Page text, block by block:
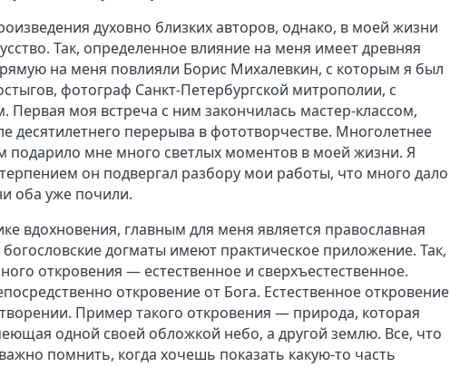
духовно близких авторов, однако, в моей жизни
Так, определенное влияние на меня имеет древняя
на меня повлияли Борис Михалевкин, с которым я был
фотограф Санкт-Петербургской митрополии, с
моя встреча с ним закончилась мастер-классом,
десятилетнего перерыва в фототворчестве. Многолетнее
подарило мне много светлых моментов в моей жизни. Я
он подвергал разбору мои работы, что много дало
оба уже почили.
вдохновения, главным для меня является православная
догматы имеют практическое приложение. Так,
откровения — естественное и сверхъестественное.
откровение от Бога. Естественное откровение
Пример такого откровения — природа, которая
одной своей обложкой небо, а другой землю. Все, что
помнить, когда хочешь показать какую-то часть